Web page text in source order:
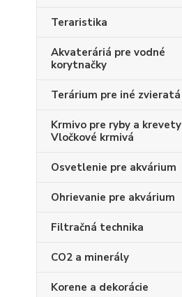
Teraristika
Akvateráriá pre vodné
korytnačky
Terárium pre iné zvieratá
Krmivo pre ryby a
Vločkové krmivá
Osvetlenie pre akvárium
Ohrievanie pre akvárium
Filtračná technika
CO2 a minerály
Korene a dekorácie